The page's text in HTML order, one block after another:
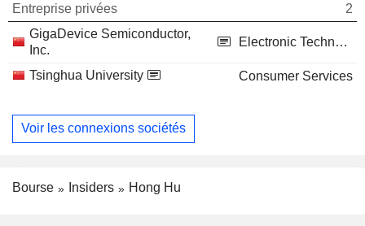
Entreprise privées
2
GigaDevice Semiconductor,
Inc.
Electronic Technology
Tsinghua University Consumer Services
Voir les connexions sociétés
Bourse Insiders Hong Hu